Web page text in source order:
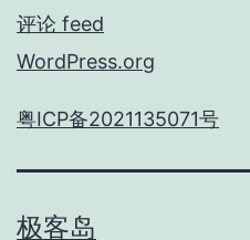
评论 feed
WordPress.org
粤ICP备2021135071号
极客岛